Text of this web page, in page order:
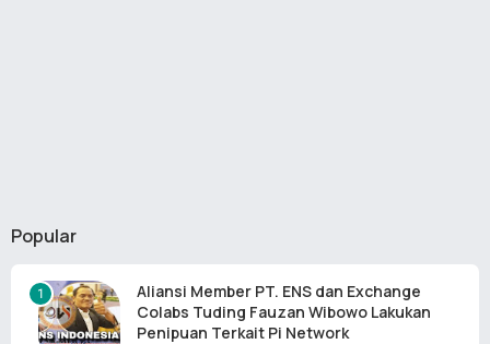
Popular
Aliansi Member PT. ENS dan Exchange
Colabs Tuding Fauzan Wibowo Lakukan
Penipuan Terkait Pi Network